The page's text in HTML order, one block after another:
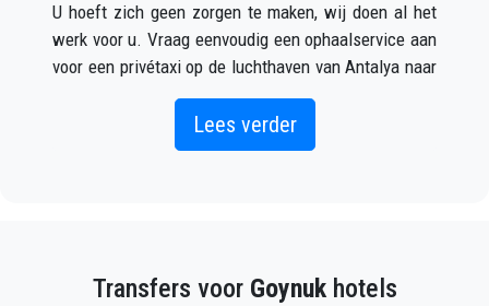
U hoeft zich geen zorgen te maken, wij doen al het
werk voor u. Vraag eenvoudig een ophaalservice aan
voor een privétaxi op de luchthaven van Antalya naar
Goynuk (wat zowel online als telefonisch kan) en u
zult een chauffeur ontmoeten buiten de aankomsthal
met uw naam op een bord geschreven wanneer uw
team zal uw vlucht volgen en zal er zijn wanneer u
Lees verder
Transfers voor Goynukhotels